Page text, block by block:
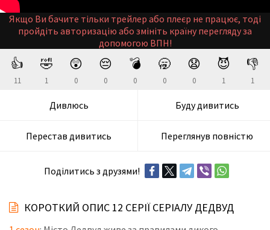
Якщо Ви бачите тільки трейлер або плеєр не працює, тоді
пройдіть авторизацію або змініть країну перегляду за
допомогою ВПН!
👍
11
🤣
1
😲
0
😔
0
💣
0
🥱
0
😧
0
😈
1
👎
1
Дивлюсь Буду дивитись
Перестав дивитись Переглянув повністю
Поділитись з друзями!
КОРОТКИЙ ОПИС 12 СЕРІЇ СЕРІАЛУ ДЕДВУД